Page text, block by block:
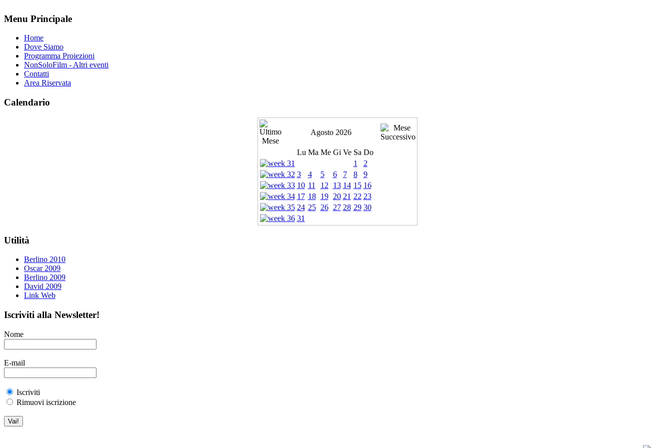
Menu Principale
Home
Dove Siamo
Programma Proiezioni
NonSoloFilm - Altri eventi
Contatti
Area Riservata
Calendario
Agosto 2026
Lu Ma Me Gi Ve Sa Do
1
2
3
4 5 6 7 8
9
10 11 12 13 14 15 16
17 18 19 20 21 22 23
24 25 26 27 28 29 30
31
Utilità
Berlino 2010
Oscar 2009
Berlino 2009
David 2009
Link Web
Iscriviti alla Newsletter!
Nome
E-mail
Iscriviti
Rimuovi iscrizione